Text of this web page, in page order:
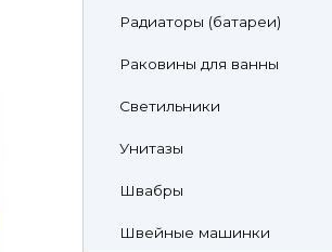
Радиаторы (батареи)
Раковины для ванны
Светильники
Унитазы
Швабры
Швейные машинки